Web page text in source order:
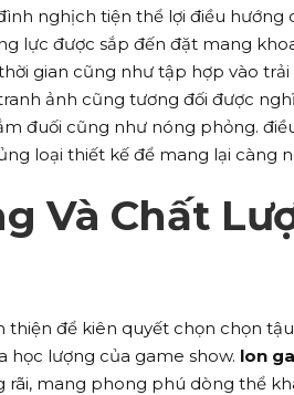
nghịch tiện thể lợi điều
lực được sắp đến đặt mang
gian cũng như tập hợp vào
ảnh cũng tương đối được
đuối cũng như nóng phỏng.
loại thiết kế để mang lại càng
Và Chất
để kiên quyết chọn chọn
học lượng của game show. lon
rãi, mang phong phú dòng thể